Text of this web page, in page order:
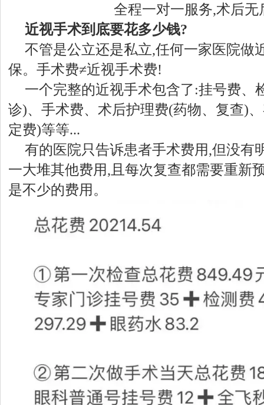
全程一对一服务,术后无
近视手术到底要花多少钱?
不管是公立还是私立,任何一家医院做
保。手术费≠近视手术费!
一个完整的近视手术包含了:挂号费、
诊)、手术费、术后护理费(药物、复查)
定费)等等...
有的医院只告诉患者手术费用,但没有
一大堆其他费用,且每次复查都需要重新
是不少的费用。